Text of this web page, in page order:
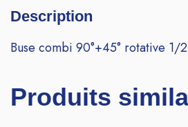
Description
Buse combi 90°+45° rotative 1/
Produits